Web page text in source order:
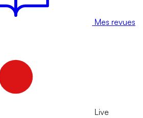
Mes revues
Live